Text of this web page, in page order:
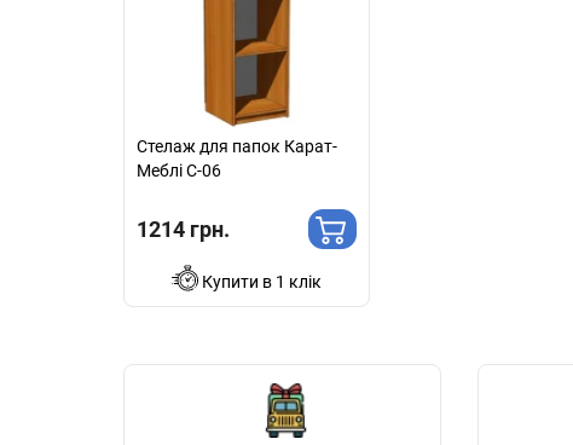
Стелаж для папок Карат-
Меблі С-06
1214 грн.
Купити в 1 клік